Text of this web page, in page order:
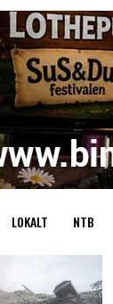
LOKALT NTB